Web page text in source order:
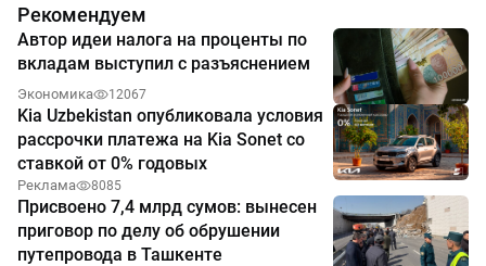
Рекомендуем
Автор идеи налога на проценты по
вкладам выступил с разъяснением
Экономика 12067
Kia Uzbekistan опубликовала условия
рассрочки платежа на Kia Sonet со
ставкой от 0% годовых
Реклама 8085
Присвоено 7,4 млрд сумов: вынесен
приговор по делу об обрушении
путепровода в Ташкенте